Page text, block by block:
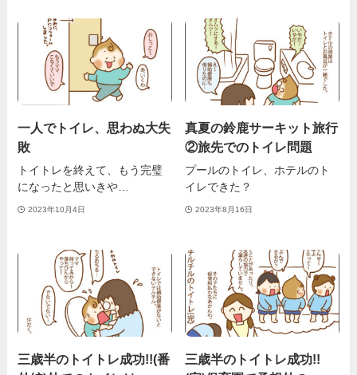
一人でトイレ、思わぬ大失
敗
トイトレを終えて、もう完璧
になったと思いきや…
2023年10月4日
真夏の鈴鹿サーキット旅行
②旅先でのトイレ問題
プールのトイレ、ホテルのト
イレできた？
2023年8月16日
三歳半のトイトレ成功!!(番
三歳半のトイトレ成功!!